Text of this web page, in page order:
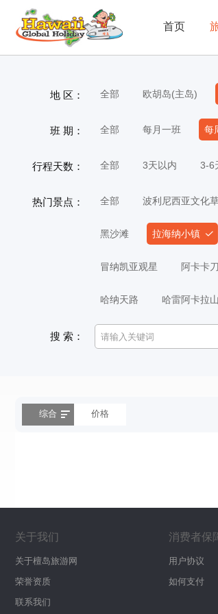
首页
地 区： 全部 欧胡岛(主岛)
班 期： 全部 每月一班 每
行程天数： 全部 3天以内 3-6
热门景点： 全部 波利尼西亚文化
黑沙滩 拉海纳小镇
冒纳凯亚观星 阿卡卡
哈纳天路 哈雷阿卡拉
搜 索：
综合 价格
关于我们
关于檀岛旅游网
荣誉资质
联系我们
消费者保
用户协议
如何支付